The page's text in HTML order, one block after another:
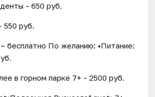
- 650 руб.
550 руб.
бесплатно По желанию: •Питание:
в горном парке 7+ - 2500 руб.